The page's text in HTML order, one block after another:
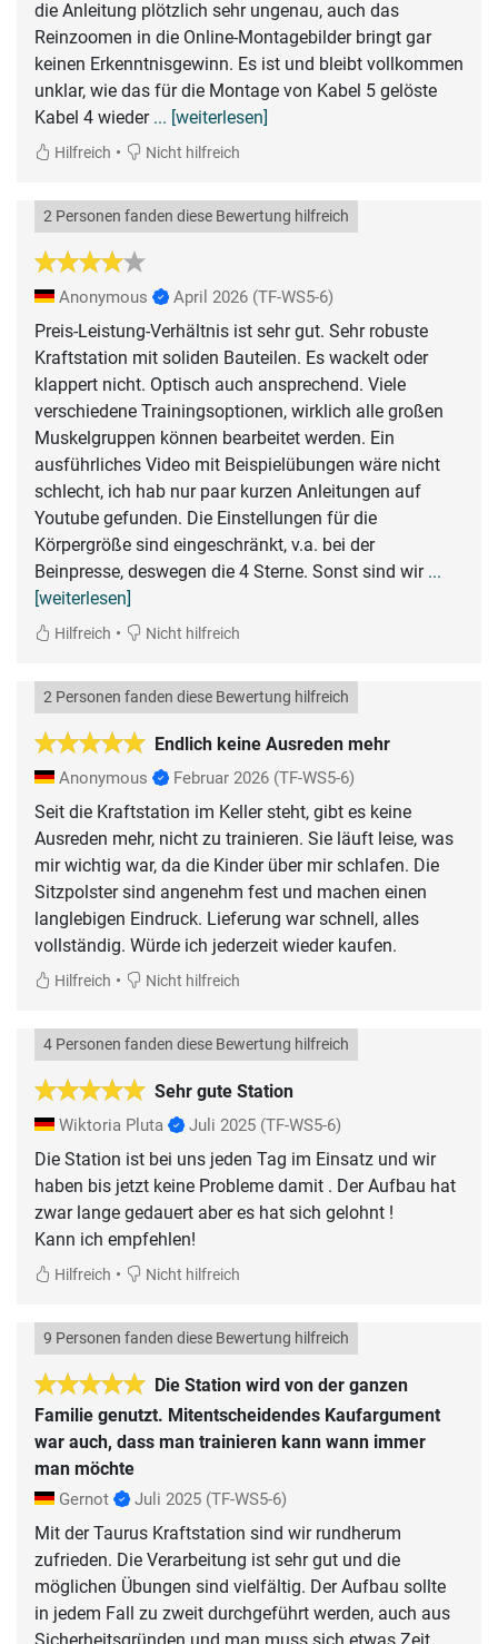
die Anleitung plötzlich sehr ungenau, auch das
Reinzoomen in die Online-Montagebilder bringt gar
keinen Erkenntnisgewinn. Es ist und bleibt vollkommen
unklar, wie das für die Montage von Kabel 5 gelöste
Kabel 4 wieder ... [weiterlesen]
Hilfreich • Nicht hilfreich
2 Personen fanden diese Bewertung hilfreich
Anonymous April 2026 (TF-WS5-6)
Preis-Leistung-Verhältnis ist sehr gut. Sehr robuste
Kraftstation mit soliden Bauteilen. Es wackelt oder
klappert nicht. Optisch auch ansprechend. Viele
verschiedene Trainingsoptionen, wirklich alle großen
Muskelgruppen können bearbeitet werden. Ein
ausführliches Video mit Beispielübungen wäre nicht
schlecht, ich hab nur paar kurzen Anleitungen auf
Youtube gefunden. Die Einstellungen für die
Körpergröße sind eingeschränkt, v.a. bei der
Beinpresse, deswegen die 4 Sterne. Sonst sind wir ...
[weiterlesen]
Hilfreich • Nicht hilfreich
Endlich keine Ausreden mehr
2 Personen fanden diese Bewertung hilfreich
Anonymous Februar 2026 (TF-WS5-6)
Seit die Kraftstation im Keller steht, gibt es keine
Ausreden mehr, nicht zu trainieren. Sie läuft leise, was
mir wichtig war, da die Kinder über mir schlafen. Die
Sitzpolster sind angenehm fest und machen einen
langlebigen Eindruck. Lieferung war schnell, alles
vollständig. Würde ich jederzeit wieder kaufen.
Hilfreich • Nicht hilfreich
Sehr gute Station
4 Personen fanden diese Bewertung hilfreich
Wiktoria Pluta Juli 2025 (TF-WS5-6)
Die Station ist bei uns jeden Tag im Einsatz und wir
haben bis jetzt keine Probleme damit . Der Aufbau hat
zwar lange gedauert aber es hat sich gelohnt !
Kann ich empfehlen!
Hilfreich • Nicht hilfreich
Die Station wird von der ganzen
Familie genutzt. Mitentscheidendes Kaufargument
war auch, dass man trainieren kann wann immer
man möchte
9 Personen fanden diese Bewertung hilfreich
Gernot Juli 2025 (TF-WS5-6)
Mit der Taurus Kraftstation sind wir rundherum
zufrieden. Die Verarbeitung ist sehr gut und die
möglichen Übungen sind vielfältig. Der Aufbau sollte
in jedem Fall zu zweit durchgeführt werden, auch aus